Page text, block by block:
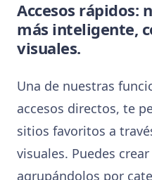
Accesos rápidos:
más inteligente,
visuales.
Una de nuestras
accesos directos, te
sitios favoritos a
visuales. Puedes
agrupándolos por